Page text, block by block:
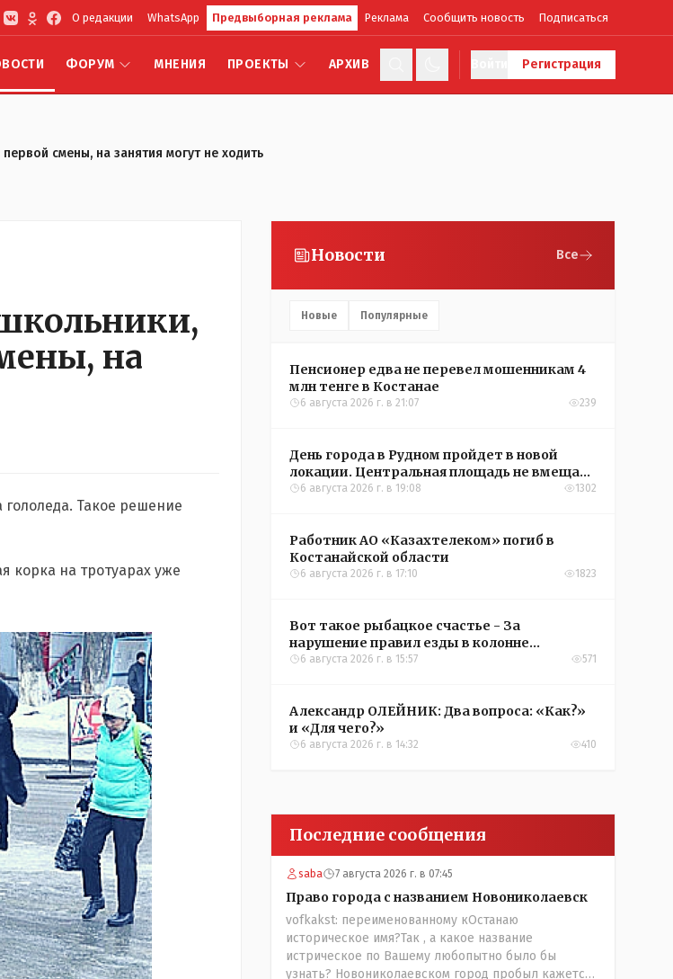
О редакции WhatsApp Предвыборная реклама Реклама Сообщить новость Подписаться
ФОРУМ МНЕНИЯ ПРОЕКТЫ АРХИВ Регистрация
смены, на занятия могут не ходить
на
Такое решение
корка на тротуарах уже
Новости Все
Новые Популярные
Пенсионер едва не перевел мошенникам 4
млн тенге в Костанае
6 августа 2026 г. в 21:07 239
День города в Рудном пройдет в новой
локации. Центральная площадь не вмещает
всех желающих
6 августа 2026 г. в 19:08 1302
Работник АО «Казахтелеком» погиб в
Костанайской области
6 августа 2026 г. в 17:10 1823
Вот такое рыбацкое счастье - За
нарушение правил езды в колонне
оштрафовали участников соревнований в
6 августа 2026 г. в 15:57 571
Александр ОЛЕЙНИК: Два вопроса: «Как?»
и «Для чего?»
6 августа 2026 г. в 14:32 410
Последние сообщения
saba 7 августа 2026 г. в 07:45
Право города с названием Новониколаевск
vofkakst: переименованному кОстанаю
историческое имя?Так , а какое название
истрическое по Вашему любопытно было бы
узнать? Новониколаевском город пробыл кажется